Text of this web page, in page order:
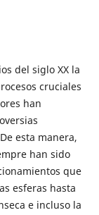
del siglo XX la
cruciales
han
esta manera,
han sido
que
esferas hasta
e incluso la